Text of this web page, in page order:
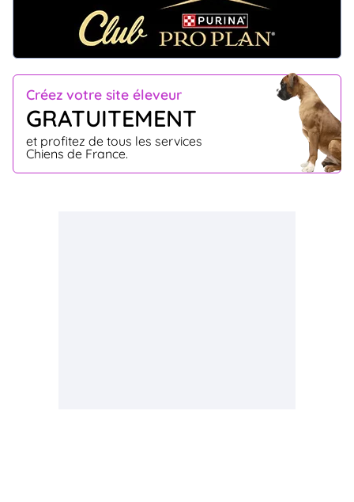
Créez votre site éleveur
GRATUITEMENT
et profitez de tous les services
Chiens de France.